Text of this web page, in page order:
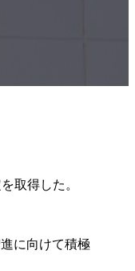
取得した。
に向けて積極